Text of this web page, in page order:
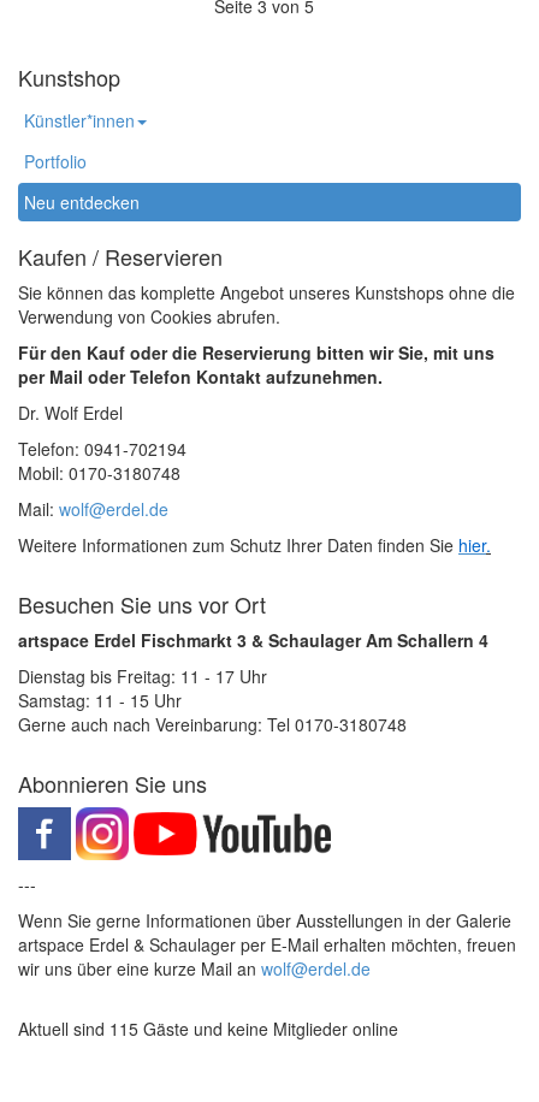
Seite 3 von 5
Kunstshop
Künstler*innen
Portfolio
Neu entdecken
Kaufen / Reservieren
Sie können das komplette Angebot unseres Kunstshops ohne die
Verwendung von Cookies abrufen.
Für den Kauf oder die Reservierung bitten wir Sie, mit uns
per Mail oder Telefon Kontakt aufzunehmen.
Dr. Wolf Erdel
Telefon: 0941-702194
Mobil: 0170-3180748
Mail: wolf@erdel.de
Weitere Informationen zum Schutz Ihrer Daten finden Sie hier.
Besuchen Sie uns vor Ort
artspace Erdel Fischmarkt 3 & Schaulager Am Schallern 4
Dienstag bis Freitag: 11 - 17 Uhr
Samstag: 11 - 15 Uhr
Gerne auch nach Vereinbarung: Tel 0170-3180748
Abonnieren Sie uns
---
Wenn Sie gerne Informationen über Ausstellungen in der Galerie
artspace Erdel & Schaulager per E-Mail erhalten möchten, freuen
wir uns über eine kurze Mail an wolf@erdel.de
Aktuell sind 115 Gäste und keine Mitglieder online